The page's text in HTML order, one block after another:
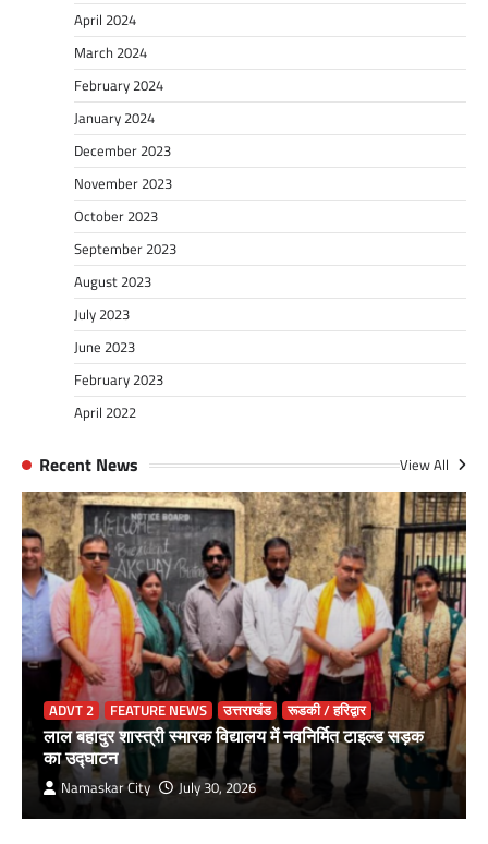
April 2024
March 2024
February 2024
January 2024
December 2023
November 2023
October 2023
September 2023
August 2023
July 2023
June 2023
February 2023
April 2022
Recent News View All
ADVT 2 FEATURE NEWS उत्तराखंड रूडकी / हरिद्वार
लाल बहादुर शास्त्री स्मारक विद्यालय में नवनिर्मित टाइल्ड सड़क
का उद्घाटन
Namaskar City July 30, 2026